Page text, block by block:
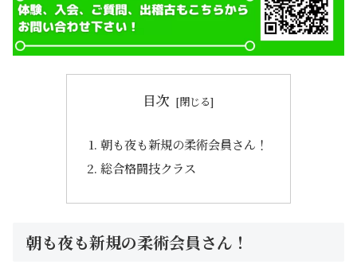
目次
朝も夜も新規の柔術会員さん！
総合格闘技クラス
朝も夜も新規の柔術会員さん！